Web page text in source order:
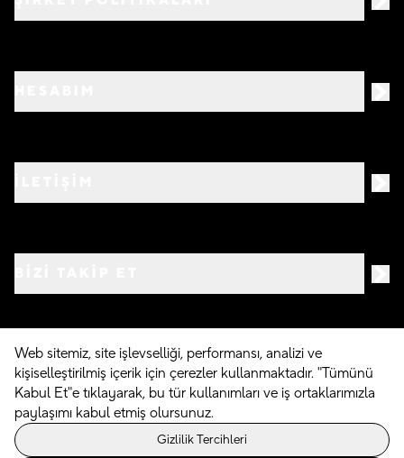
©2026 Crocs.com.tr • Tüm hakları saklıdır
Powered By
Web sitemiz, site işlevselliği, performansı, analizi ve
kişiselleştirilmiş içerik için çerezler kullanmaktadır. "Tümünü
Kabul Et"e tıklayarak, bu tür kullanımları ve iş ortaklarımızla
paylaşımı kabul etmiş olursunuz.
Gizlilik Tercihleri